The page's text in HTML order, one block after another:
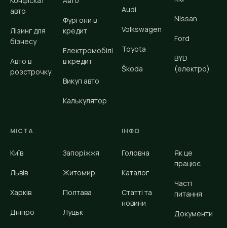
авто
Лізинг для
бізнесу
Авто в
розстрочку
Фургони в
кредит
Електромобілі
в кредит
Викуп авто
Калькулятор
Audi
Volkswagen
Toyota
Škoda
Nissan
Ford
BYD
(електро)
МІСТА
Київ
Львів
Харків
Дніпро
Запоріжжя
Житомир
Полтава
Луцьк
ІНФО
Головна
Каталог
Статті та
новини
Як це
працює
Часті
питання
Документи